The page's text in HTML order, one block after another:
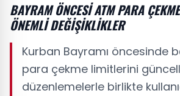
BAYRAM ÖNCESI ATM PARA
ÖNEMLI DEĞIŞIKLIKLER
Kurban Bayramı öncesinde
para çekme limitlerini
düzenlemelerle birlikte